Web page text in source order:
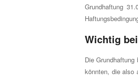
Grundhaftung
Wichtig
Die
könnten, die also